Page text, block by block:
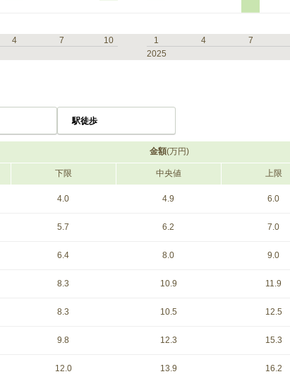
4 7
10
1 4 7
2025
駅徒歩
金額(万円)
下限 中央値 上限
4.0 4.9 6.0
5.7 6.2 7.0
6.4 8.0 9.0
8.3 10.9 11.9
8.3 10.5 12.5
9.8 12.3 15.3
12.0 13.9 16.2